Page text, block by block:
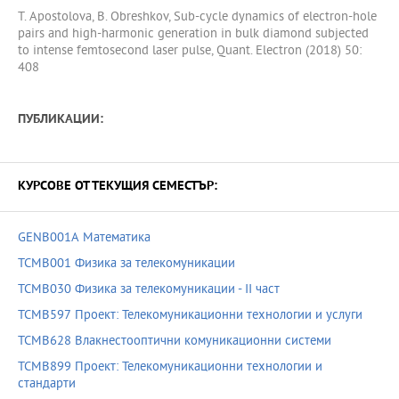
T. Apostolova, B. Obreshkov, Sub-cycle dynamics of electron-hole
pairs and high-harmonic generation in bulk diamond subjected
to intense femtosecond laser pulse, Quant. Electron (2018) 50:
408
ПУБЛИКАЦИИ:
КУРСОВЕ ОТ ТЕКУЩИЯ СЕМЕСТЪР:
GENB001A Математика
TCMB001 Физика за телекомуникации
TCMB030 Физика за телекомуникации - ІІ част
TCMB597 Проект: Телекомуникационни технологии и услуги
TCMB628 Влакнестооптични комуникационни системи
TCMB899 Проект: Телекомуникационни технологии и
стандарти